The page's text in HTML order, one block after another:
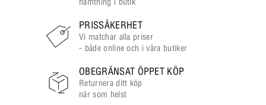
PRISSÄKERHET
Vi matchar alla priser
- både online och i våra butiker
OBEGRÄNSAT ÖPPET KÖP
Returnera ditt köp
när som helst